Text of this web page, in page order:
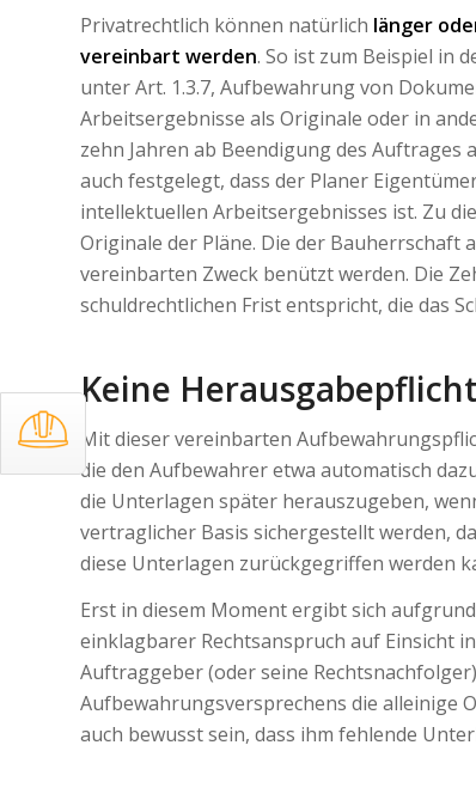
Privatrechtlich können natürlich länger
vereinbart werden. So ist zum Beispiel in
unter Art. 1.3.7, Aufbewahrung von
Arbeitsergebnisse als Originale oder in
zehn Jahren ab Beendigung des Auftrages
auch festgelegt, dass der Planer
intellektuellen Arbeitsergebnisses ist. Zu
Originale der Pläne. Die der
vereinbarten Zweck benützt werden. Die
schuldrechtlichen Frist entspricht, die das
Keine Herausgabepflicht
Mit dieser vereinbarten
die den Aufbewahrer etwa automatisch
die Unterlagen später herauszugeben,
vertraglicher Basis sichergestellt werden,
diese Unterlagen zurückgegriffen werden
Erst in diesem Moment ergibt sich
einklagbarer Rechtsanspruch auf Einsicht
Auftraggeber (oder seine
Aufbewahrungsversprechens die alleinige
auch bewusst sein, dass ihm fehlende